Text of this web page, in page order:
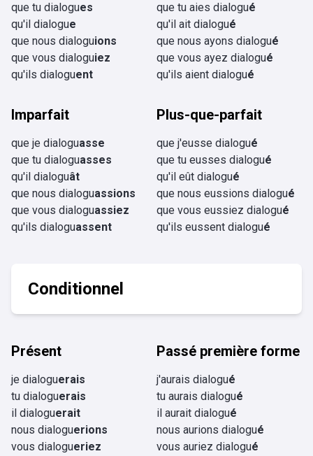
que tu dialogues
qu'il dialogue
que nous dialoguions
que vous dialoguiez
qu'ils dialoguent
que tu aies dialogué
qu'il ait dialogué
que nous ayons dialogué
que vous ayez dialogué
qu'ils aient dialogué
Imparfait
que je dialoguasse
que tu dialoguasses
qu'il dialoguât
que nous dialoguassions
que vous dialoguassiez
qu'ils dialoguassent
Plus-que-parfait
que j'eusse dialogué
que tu eusses dialogué
qu'il eût dialogué
que nous eussions dialogué
que vous eussiez dialogué
qu'ils eussent dialogué
Conditionnel
Présent
je dialoguerais
tu dialoguerais
il dialoguerait
nous dialoguerions
vous dialogueriez
Passé première forme
j'aurais dialogué
tu aurais dialogué
il aurait dialogué
nous aurions dialogué
vous auriez dialogué